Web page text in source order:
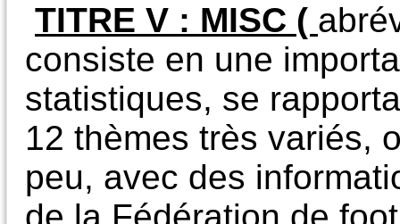
TITRE V : MISC (
consiste en une
statistiques, se
12 thèmes très variés,
peu, avec des